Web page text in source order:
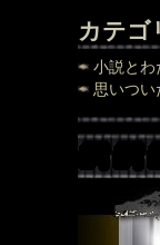
カテゴ
小説とわ
思いつい